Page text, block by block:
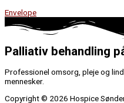
Envelope
Palliativ behandling
Professionel omsorg, pleje og
mennesker.
Copyright © 2026 Hospice